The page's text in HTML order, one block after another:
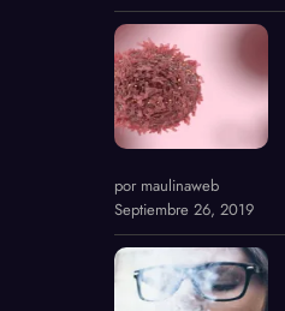
por maulinaweb
Septiembre 26, 2019